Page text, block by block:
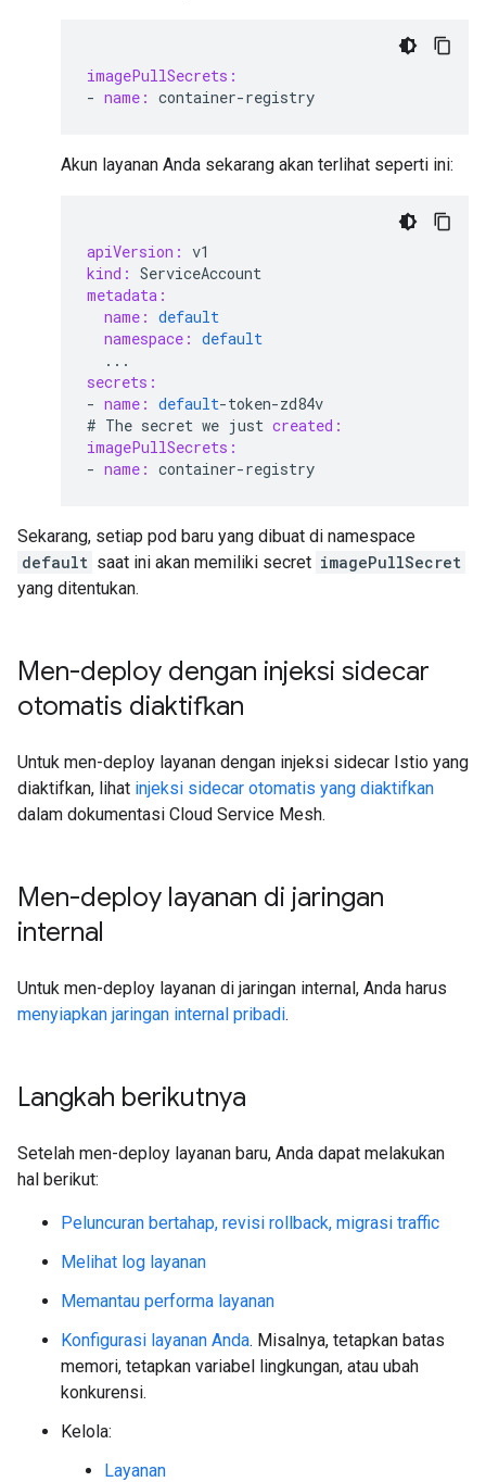
imagePullSecrets:
- name: container-registry
Akun layanan Anda sekarang akan terlihat seperti ini:
apiVersion: v1
kind: ServiceAccount
metadata:
name: default
namespace: default
...
secrets:
- name: default-token-zd84v
# The secret we just created:
imagePullSecrets:
- name: container-registry
Sekarang, setiap pod baru yang dibuat di namespace
default saat ini akan memiliki secret imagePullSecret
yang ditentukan.
Men-deploy dengan injeksi sidecar
otomatis diaktifkan
Untuk men-deploy layanan dengan injeksi sidecar Istio yang
diaktifkan, lihat injeksi sidecar otomatis yang diaktifkan
dalam dokumentasi Cloud Service Mesh.
Men-deploy layanan di jaringan
internal
Untuk men-deploy layanan di jaringan internal, Anda harus
menyiapkan jaringan internal pribadi.
Langkah berikutnya
Setelah men-deploy layanan baru, Anda dapat melakukan
hal berikut:
Peluncuran bertahap, revisi rollback, migrasi traffic
Melihat log layanan
Memantau performa layanan
Konfigurasi layanan Anda. Misalnya, tetapkan batas
memori, tetapkan variabel lingkungan, atau ubah
konkurensi.
Kelola:
Layanan